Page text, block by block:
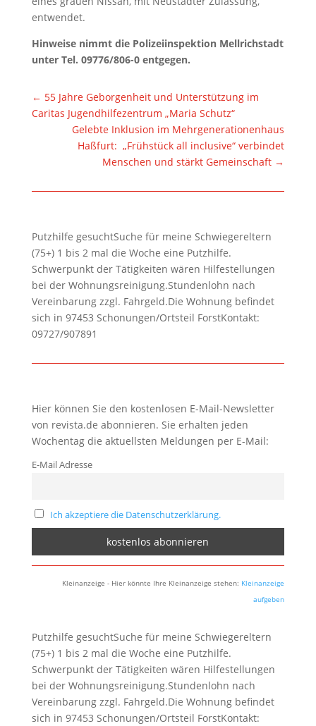
entwendet.
Hinweise nimmt die Polizeiinspektion Mellrichstadt
unter Tel. 09776/806-0 entgegen.
← 55 Jahre Geborgenheit und Unterstützung im
Caritas Jugendhilfezentrum „Maria Schutz“
Gelebte Inklusion im Mehrgenerationenhaus
Haßfurt: „Frühstück all inclusive“ verbindet
Menschen und stärkt Gemeinschaft →
Putzhilfe gesuchtSuche für meine Schwiegereltern
(75+) 1 bis 2 mal die Woche eine Putzhilfe.
Schwerpunkt der Tätigkeiten wären Hilfestellungen
bei der Wohnungsreinigung.Stundenlohn nach
Vereinbarung zzgl. Fahrgeld.Die Wohnung befindet
sich in 97453 Schonungen/Ortsteil ForstKontakt:
09727/907891
Hier können Sie den kostenlosen E-Mail-Newsletter
von revista.de abonnieren. Sie erhalten jeden
Wochentag die aktuellsten Meldungen per E-Mail:
E-Mail Adresse
Ich akzeptiere die Datenschutzerklärung.
Kleinanzeige - Hier könnte Ihre Kleinanzeige stehen: Kleinanzeige
aufgeben
Putzhilfe gesuchtSuche für meine Schwiegereltern
(75+) 1 bis 2 mal die Woche eine Putzhilfe.
Schwerpunkt der Tätigkeiten wären Hilfestellungen
bei der Wohnungsreinigung.Stundenlohn nach
Vereinbarung zzgl. Fahrgeld.Die Wohnung befindet
sich in 97453 Schonungen/Ortsteil ForstKontakt: